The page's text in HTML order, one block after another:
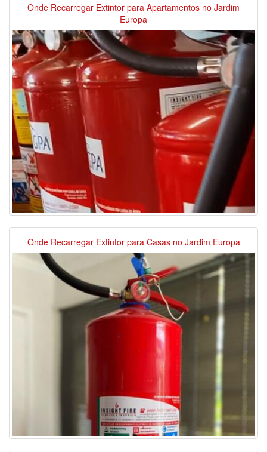
Onde Recarregar Extintor para Apartamentos no Jardim
Europa
Onde Recarregar Extintor para Casas no Jardim Europa